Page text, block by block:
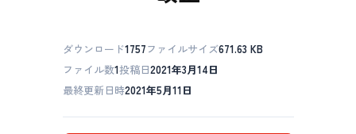
ダウンロード1757ファイルサイズ671.63 KB
ファイル数1投稿日2021年3月14日
最終更新日時2021年5月11日